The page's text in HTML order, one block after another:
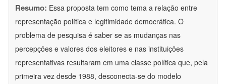
Resumo: Essa proposta tem como tema a relação entre
representação política e legitimidade democrática. O
problema de pesquisa é saber se as mudanças nas
percepções e valores dos eleitores e nas instituições
representativas resultaram em uma classe política que, pela
primeira vez desde 1988, desconecta-se do modelo